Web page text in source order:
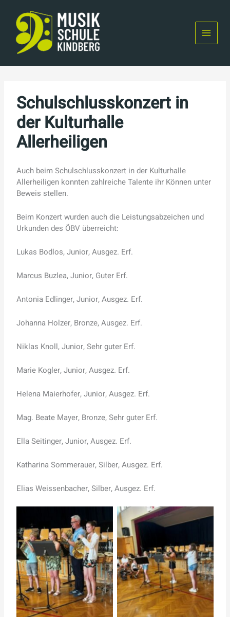
content
Schulschlusskonzert in
der Kulturhalle
Allerheiligen
Auch beim Schulschlusskonzert in der Kulturhalle
Allerheiligen konnten zahlreiche Talente ihr Können unter
Beweis stellen.
Beim Konzert wurden auch die Leistungsabzeichen und
Urkunden des ÖBV überreicht:
Lukas Bodlos, Junior, Ausgez. Erf.
Marcus Buzlea, Junior, Guter Erf.
Antonia Edlinger, Junior, Ausgez. Erf.
Johanna Holzer, Bronze, Ausgez. Erf.
Niklas Knoll, Junior, Sehr guter Erf.
Marie Kogler, Junior, Ausgez. Erf.
Helena Maierhofer, Junior, Ausgez. Erf.
Mag. Beate Mayer, Bronze, Sehr guter Erf.
Ella Seitinger, Junior, Ausgez. Erf.
Katharina Sommerauer, Silber, Ausgez. Erf.
Elias Weissenbacher, Silber, Ausgez. Erf.